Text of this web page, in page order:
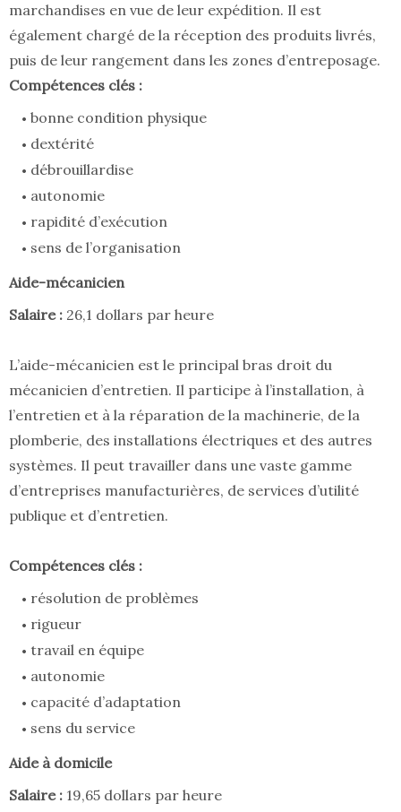
marchandises en vue de leur expédition. Il est
également chargé de la réception des produits livrés,
puis de leur rangement dans les zones d’entreposage.
Compétences clés :
bonne condition physique
dextérité
débrouillardise
autonomie
rapidité d’exécution
sens de l’organisation
Aide-mécanicien
Salaire : 26,1 dollars par heure
L’aide-mécanicien est le principal bras droit du
mécanicien d’entretien. Il participe à l’installation, à
l’entretien et à la réparation de la machinerie, de la
plomberie, des installations électriques et des autres
systèmes. Il peut travailler dans une vaste gamme
d’entreprises manufacturières, de services d’utilité
publique et d’entretien.
Compétences clés :
résolution de problèmes
rigueur
travail en équipe
autonomie
capacité d’adaptation
sens du service
Aide à domicile
Salaire : 19,65 dollars par heure